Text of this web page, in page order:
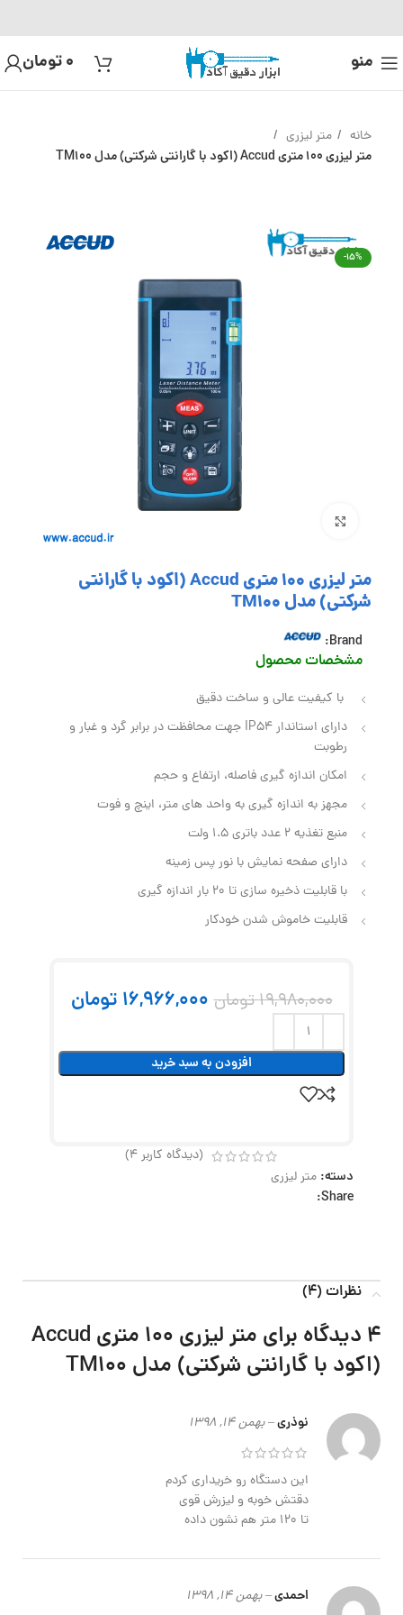
منو 0تومان
خانه متر لیزری
متر لیزری 100 متری Accud (اکود با گارانتی شرکتی) مدل TM100
-15%
متر لیزری 100 متری Accud (اکود با گارانتی
شرکتی) مدل TM100
Brand:
مشخصات محصول
با کیفیت عالی و ساخت دقیق
دارای استاندار IP54 جهت محافظت در برابر گرد و غبار و
رطوبت
امکان اندازه گیری فاصله، ارتفاع و حجم
مجهز به اندازه گیری به واحد های متر، اینچ و فوت
منبع تغذیه 2 عدد باتری 1.5 ولت
دارای صفحه نمایش با نور پس زمینه
با قابلیت ذخیره سازی تا 20 بار اندازه گیری
قابلیت خاموش شدن خودکار
19,980,000تومان 16,966,000 تومان
افزودن به سبد خرید
(دیدگاه کاربر4
)
دسته: متر لیزری
Share:
نظرات (4)
4 دیدگاه برای
متر لیزری 100 متری Accud
(اکود با گارانتی شرکتی) مدل TM100
نوذری–بهمن 14, 1398
این دستگاه رو خریداری کردم
دقتش خوبه و لیزرش قوی
تا 120 متر هم نشون داده
احمدی–بهمن 14, 1398